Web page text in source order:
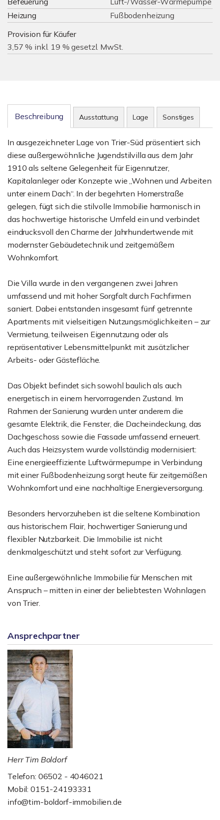
Heizung
Fußbodenheizung
Provision für Käufer
3,57 % inkl. 19 % gesetzl. MwSt.
Beschreibung Ausstattung Lage Sonstiges
In ausgezeichneter Lage von Trier-Süd präsentiert sich
diese außergewöhnliche Jugendstilvilla aus dem Jahr
1910 als seltene Gelegenheit für Eigennutzer,
Kapitalanleger oder Konzepte wie „Wohnen und Arbeiten
unter einem Dach“. In der begehrten Homerstraße
gelegen, fügt sich die stilvolle Immobilie harmonisch in
das hochwertige historische Umfeld ein und verbindet
eindrucksvoll den Charme der Jahrhundertwende mit
modernster Gebäudetechnik und zeitgemäßem
Wohnkomfort.
Die Villa wurde in den vergangenen zwei Jahren
umfassend und mit hoher Sorgfalt durch Fachfirmen
saniert. Dabei entstanden insgesamt fünf getrennte
Apartments mit vielseitigen Nutzungsmöglichkeiten – zur
Vermietung, teilweisen Eigennutzung oder als
repräsentativer Lebensmittelpunkt mit zusätzlicher
Arbeits- oder Gästefläche.
Das Objekt befindet sich sowohl baulich als auch
energetisch in einem hervorragenden Zustand. Im
Rahmen der Sanierung wurden unter anderem die
gesamte Elektrik, die Fenster, die Dacheindeckung, das
Dachgeschoss sowie die Fassade umfassend erneuert.
Auch das Heizsystem wurde vollständig modernisiert:
Eine energieeffiziente Luftwärmepumpe in Verbindung
mit einer Fußbodenheizung sorgt heute für zeitgemäßen
Wohnkomfort und eine nachhaltige Energieversorgung.
Besonders hervorzuheben ist die seltene Kombination
aus historischem Flair, hochwertiger Sanierung und
flexibler Nutzbarkeit. Die Immobilie ist nicht
denkmalgeschützt und steht sofort zur Verfügung.
Eine außergewöhnliche Immobilie für Menschen mit
Anspruch – mitten in einer der beliebtesten Wohnlagen
von Trier.
Ansprechpartner
Herr Tim Boldorf
Telefon: 06502 - 4046021
Mobil: 0151-24193331
info@tim-boldorf-immobilien.de